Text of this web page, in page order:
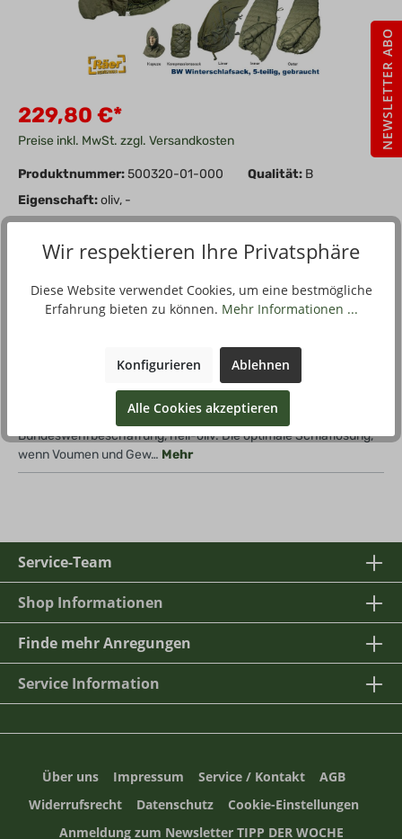
229,80 €*
Preise inkl. MwSt. zzgl. Versandkosten
Produktnummer:500320-01-000 Qualität: B
Eigenschaft:oliv, -
Stück In den Warenkorb
Zum Merkzettel hinzufügen
Modernes Britisches Armeemodell aus
Bundeswehrbeschaffung, hell-oliv. Die optimale Schlaflösung,
wenn Voumen und Gew… Mehr
Service-Team
Shop Informationen
Finde mehr Anregungen
Service Information
Über uns Impressum Service / Kontakt
AGB
Widerrufsrecht
Datenschutz
Cookie-Einstellungen
Anmeldung zum Newsletter TIPP DER WOCHE
Wir respektieren Ihre Privatsphäre
Diese Website verwendet Cookies, um eine bestmögliche
Erfahrung bieten zu können. Mehr Informationen ...
Konfigurieren Ablehnen
Alle Cookies akzeptieren
NEWSLETTER ABO